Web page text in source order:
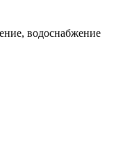
водоснабжение